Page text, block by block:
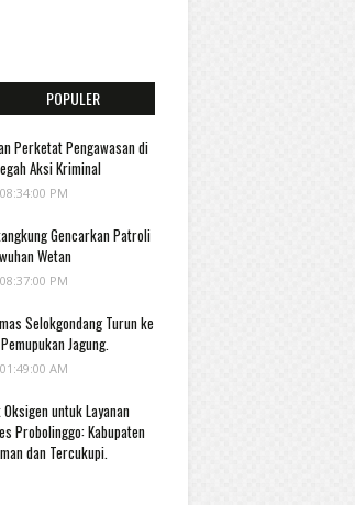
POPULER
Perketat Pengawasan di
Aksi Kriminal
PM
Gencarkan Patroli
Wetan
PM
Selokgondang Turun ke
Jagung.
AM
untuk Layanan
Probolinggo: Kabupaten
dan Tercukupi.